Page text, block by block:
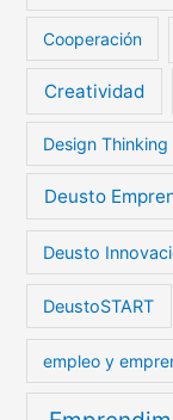
Cooperación
Creatividad
Design Thinking
Deusto
Deusto
DeustoSTART
empleo y